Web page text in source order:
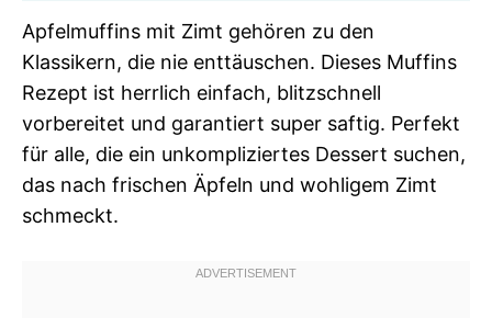
Apfelmuffins mit Zimt gehören zu den
Klassikern, die nie enttäuschen. Dieses Muffins
Rezept ist herrlich einfach, blitzschnell
vorbereitet und garantiert super saftig. Perfekt
für alle, die ein unkompliziertes Dessert suchen,
das nach frischen Äpfeln und wohligem Zimt
schmeckt.